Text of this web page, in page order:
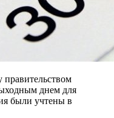
правительством
днем для
были учтены в